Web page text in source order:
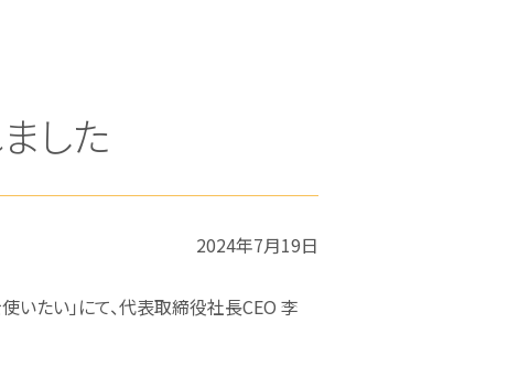
した
2024年7月19日
たい」にて、代表取締役社長CEO 李